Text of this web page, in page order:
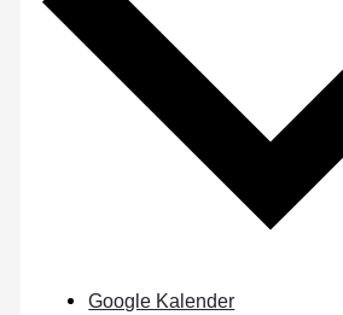
Google Kalender